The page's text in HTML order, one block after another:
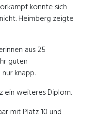
konnte sich
Heimberg zeigte
aus 25
guten
knapp.
ein weiteres Diplom.
mit Platz 10 und